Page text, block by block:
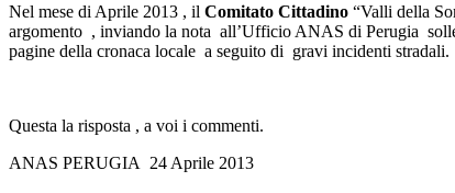
Nel mese di Aprile 2013 , il Comitato Cittadino “Valli della
argomento , inviando la nota all’Ufficio ANAS di Perugia
pagine della cronaca locale a seguito di gravi incidenti stradali.
Questa la risposta , a voi i commenti.
ANAS PERUGIA 24 Aprile 2013